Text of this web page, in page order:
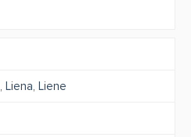
Liena Liene